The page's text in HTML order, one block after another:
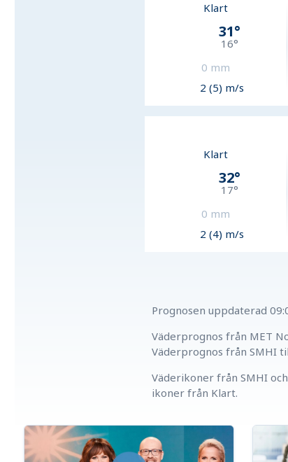
Klart
31°
16°
0 mm
2 (5) m/s
Klart
32°
17°
0 mm
2 (4) m/s
Prognosen uppdaterad
Väderprognos från MET
Väderprognos från SMHI
Väderikoner från SMHI
ikoner från Klart.